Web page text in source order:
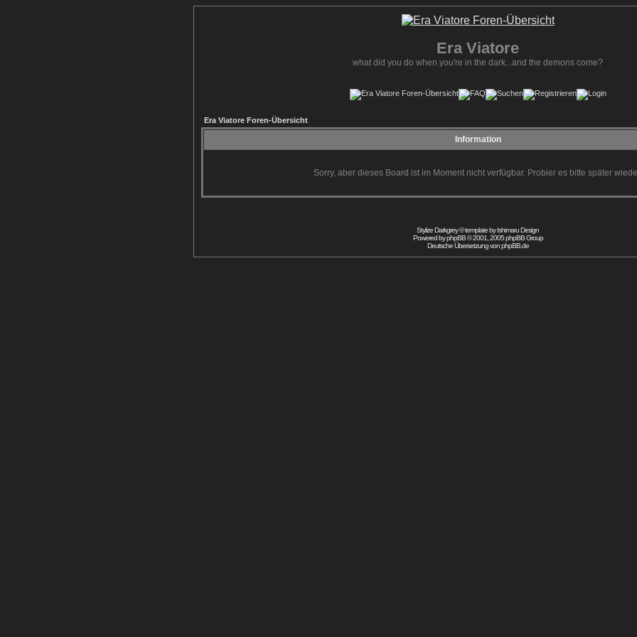
Era Viatore
what did you do when you're in the dark...and the demons come?
Era Viatore Foren-Übersicht
Information
Sorry, aber dieses Board ist im Moment nicht verfügbar. Probier es bitte später
Stylize Darkgrey © template byIshimaru Design
Powered byphpBB© 2001, 2005 phpBB Group
Deutsche Übersetzung vonphpBB.de